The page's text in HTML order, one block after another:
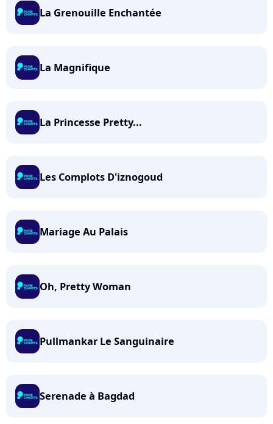
La Grenouille Enchantée
La Magnifique
La Princesse Pretty...
Les Complots D'iznogoud
Mariage Au Palais
Oh, Pretty Woman
Pullmankar Le Sanguinaire
Serenade à Bagdad